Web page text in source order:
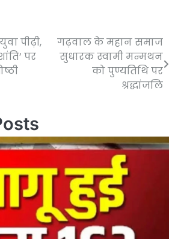
पीढ़ी,
पर
गढ़वाल के महान समाज
सुधारक स्वामी मन्मथन
को पुण्यतिथि पर
श्रद्धांजलि